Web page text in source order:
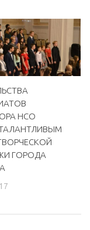
художественный
система»
НСО
ГОРОДА